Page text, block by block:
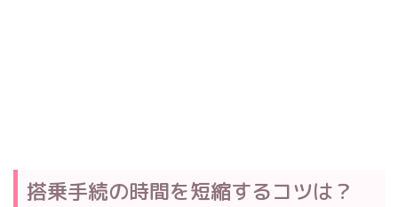
搭乗手続の時間を短縮するコツは？